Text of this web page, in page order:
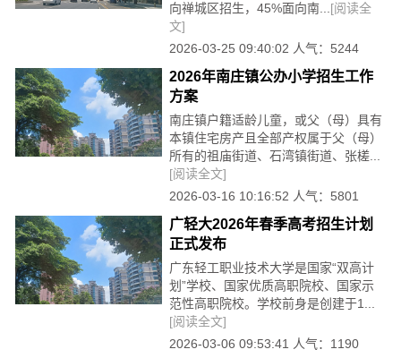
向禅城区招生，45%面向南... [阅读全
文]
2026-03-25 09:40:02 人气：5244
2026年南庄镇公办小学招生工作
方案
南庄镇户籍适龄儿童，或父（母）具有
本镇住宅房产且全部产权属于父（母）
所有的祖庙街道、石湾镇街道、张槎...
[阅读全文]
2026-03-16 10:16:52 人气：5801
广轻大2026年春季高考招生计划
正式发布
广东轻工职业技术大学是国家“双高计
划”学校、国家优质高职院校、国家示
范性高职院校。学校前身是创建于1...
[阅读全文]
2026-03-06 09:53:41 人气：1190